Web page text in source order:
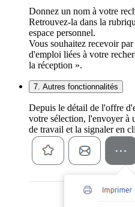
Donnez un nom à votre
Retrouvez-la dans la
espace personnel.
Vous souhaitez recevoir
d'emploi liées à votre
la réception ».
7. Autres fonctionnalités
Depuis le détail de l'offre
votre sélection, l'envoyer à
de travail et la signaler en